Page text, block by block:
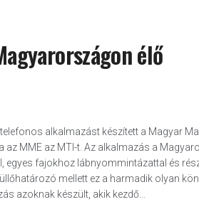
élő
alkalmazást készített a Magyar
az MME az MTI-t. Az alkalmazás a
fajokhoz lábnyommintázattal és
mellett ez a harmadik olyan
azoknak készült, akik kezdő...